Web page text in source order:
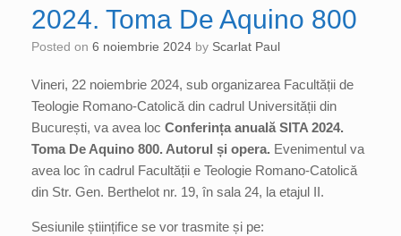
2024. Toma De Aquino 800
Posted on 6 noiembrie 2024 by Scarlat Paul
Vineri, 22 noiembrie 2024, sub organizarea Facultății de
Teologie Romano-Catolică din cadrul Universității din
București, va avea loc Conferințaanuală S ITA2024.
Toma De Aquino 800. Autorul și opera. Evenimentul va
avea loc în cadrul Facultății e Teologie Romano-Catolică
din Str. Gen. Berthelot nr. 19, în sala 24, la etajul II.
Sesiunile științifice se vor trasmite și pe: